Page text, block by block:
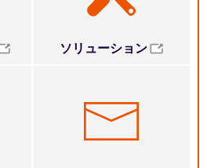
ソリューション